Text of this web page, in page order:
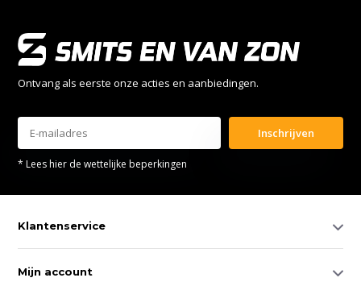
Ontvang als eerste onze acties en aanbiedingen.
Inschrijven
* Lees hier de wettelijke beperkingen
Klantenservice
Mijn account